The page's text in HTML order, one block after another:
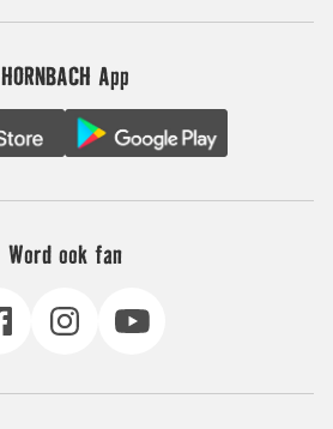
HORNBACH App
Word ook fan